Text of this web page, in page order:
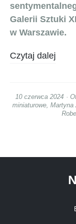
Galerii Sztuki
w Warszawie.
Czytaj dalej
10 czerwca 2024
miniaturowe Martyna